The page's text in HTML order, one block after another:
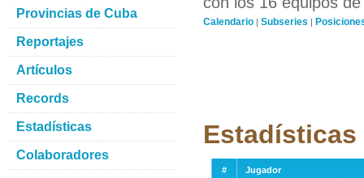
Calendario | Subseries |
#
Jugador
Provincias de Cuba
Reportajes
Artículos
Records
Estadísticas
Colaboradores